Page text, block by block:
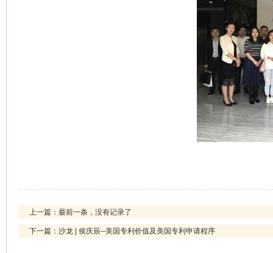
上一篇：最前一条，没有记录了
下一篇：沙龙 | 侯庆辰--美国专利价值及美国专利申请程序